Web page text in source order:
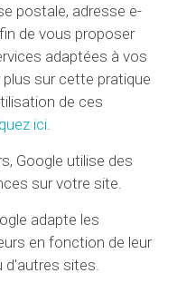
postale, adresse e-
de vous proposer
adaptées à vos
sur cette pratique
de ces
ici
Google utilise des
sur votre site.
adapte les
en fonction de leur
sites.